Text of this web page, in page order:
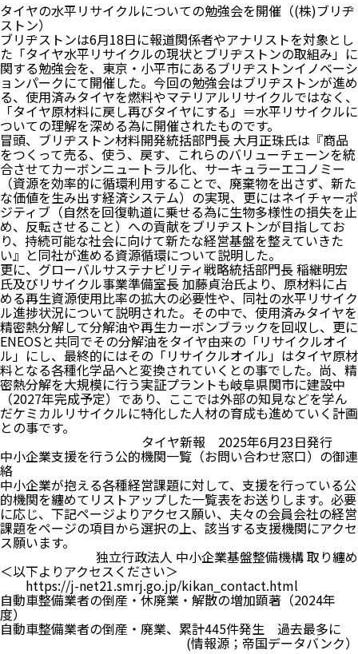
タイヤの水平リサイクルについての勉強会を開催（(株)ブリヂ
ストン）
ブリヂストンは6月18日に報道関係者やアナリストを対象とし
た「タイヤ水平リサイクルの現状とブリヂストンの取組み」に
関する勉強会を、東京・小平市にあるブリヂストンイノベーシ
ョンパークにて開催した。今回の勉強会はブリヂストンが進め
る、使用済みタイヤを燃料やマテリアルリサイクルではなく、
「タイヤ原材料に戻し再びタイヤにする」＝水平リサイクルに
ついての理解を深める為に開催されたものです。
冒頭、ブリヂストン材料開発統括部門長 大月正珠氏は『商品
をつくって売る、使う、戻す、これらのバリューチェーンを統
合させてカーボンニュートラル化、サーキュラーエコノミー
（資源を効率的に循環利用することで、廃棄物を出さず、新た
な価値を生み出す経済システム）の実現、更にはネイチャーポ
ジティブ（自然を回復軌道に乗せる為に生物多様性の損失を止
め、反転させること）への貢献をブリヂストンが目指してお
り、持続可能な社会に向けて新たな経営基盤を整えていきた
い』と同社が進める資源循環について説明した。
更に、グローバルサステナビリティ戦略統括部門長 稲継明宏
氏及びリサイクル事業準備室長 加藤貞治氏より、原材料に占
める再生資源使用比率の拡大の必要性や、同社の水平リサイク
ル進捗状況について説明された。その中で、使用済みタイヤを
精密熱分解して分解油や再生カーボンブラックを回収し、更に
ENEOSと共同でその分解油をタイヤ由来の「リサイクルオイ
ル」にし、最終的にはその「リサイクルオイル」はタイヤ原材
料となる各種化学品へと変換されていくとの事でした。尚、精
密熱分解を大規模に行う実証プラントも岐阜県関市に建設中
（2027年完成予定）であり、ここでは外部の知見などを学ん
だケミカルリサイクルに特化した人材の育成も進めていく計画
との事です。
タイヤ新報 2025年6月23日発行
中小企業支援を行う公的機関一覧（お問い合わせ窓口）の御連
絡
中小企業が抱える各種経営課題に対して、支援を行っている公
的機関を纏めてリストアップした一覧表をお送りします。必要
に応じ、下記ページよりアクセス願い、夫々の会員会社の経営
課題をページの項目から選択の上、該当する支援機関にアクセ
ス願います。
独立行政法人 中小企業基盤整備機構 取り纏め
＜以下よりアクセスください＞
https://j-net21.smrj.go.jp/kikan_contact.html
自動車整備業者の倒産・休廃業・解散の増加顕著（2024年
度）
自動車整備業者の倒産・廃業、累計445件発生 過去最多に
(情報源；帝国データバンク）